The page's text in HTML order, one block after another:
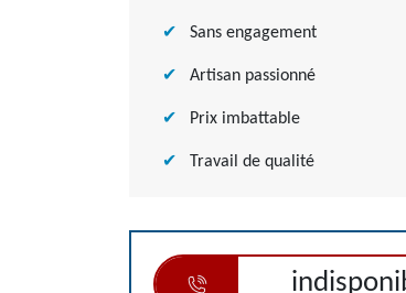
Sans engagement
Artisan passionné
Prix imbattable
Travail de qualité